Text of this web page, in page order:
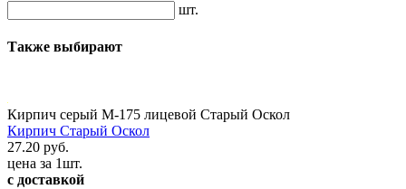
шт.
Также выбирают
Кирпич серый М-175 лицевой Старый Оскол
Кирпич Старый Оскол
27.20 руб.
цена за 1шт.
с доставкой